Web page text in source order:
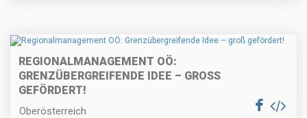
REGIONALMANAGEMENT OÖ:
GRENZÜBERGREIFENDE IDEE – GROSS G
EFÖRDERT!
Oberösterreich